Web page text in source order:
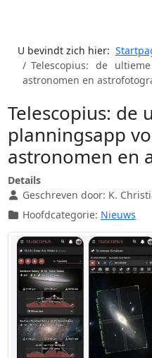
U bevindt zich hier:
Telescopius: de
astronomen en
Telescopius: de
planningsapp
astronomen en
Details
Geschreven door: K.
Hoofdcategorie: Nieuws